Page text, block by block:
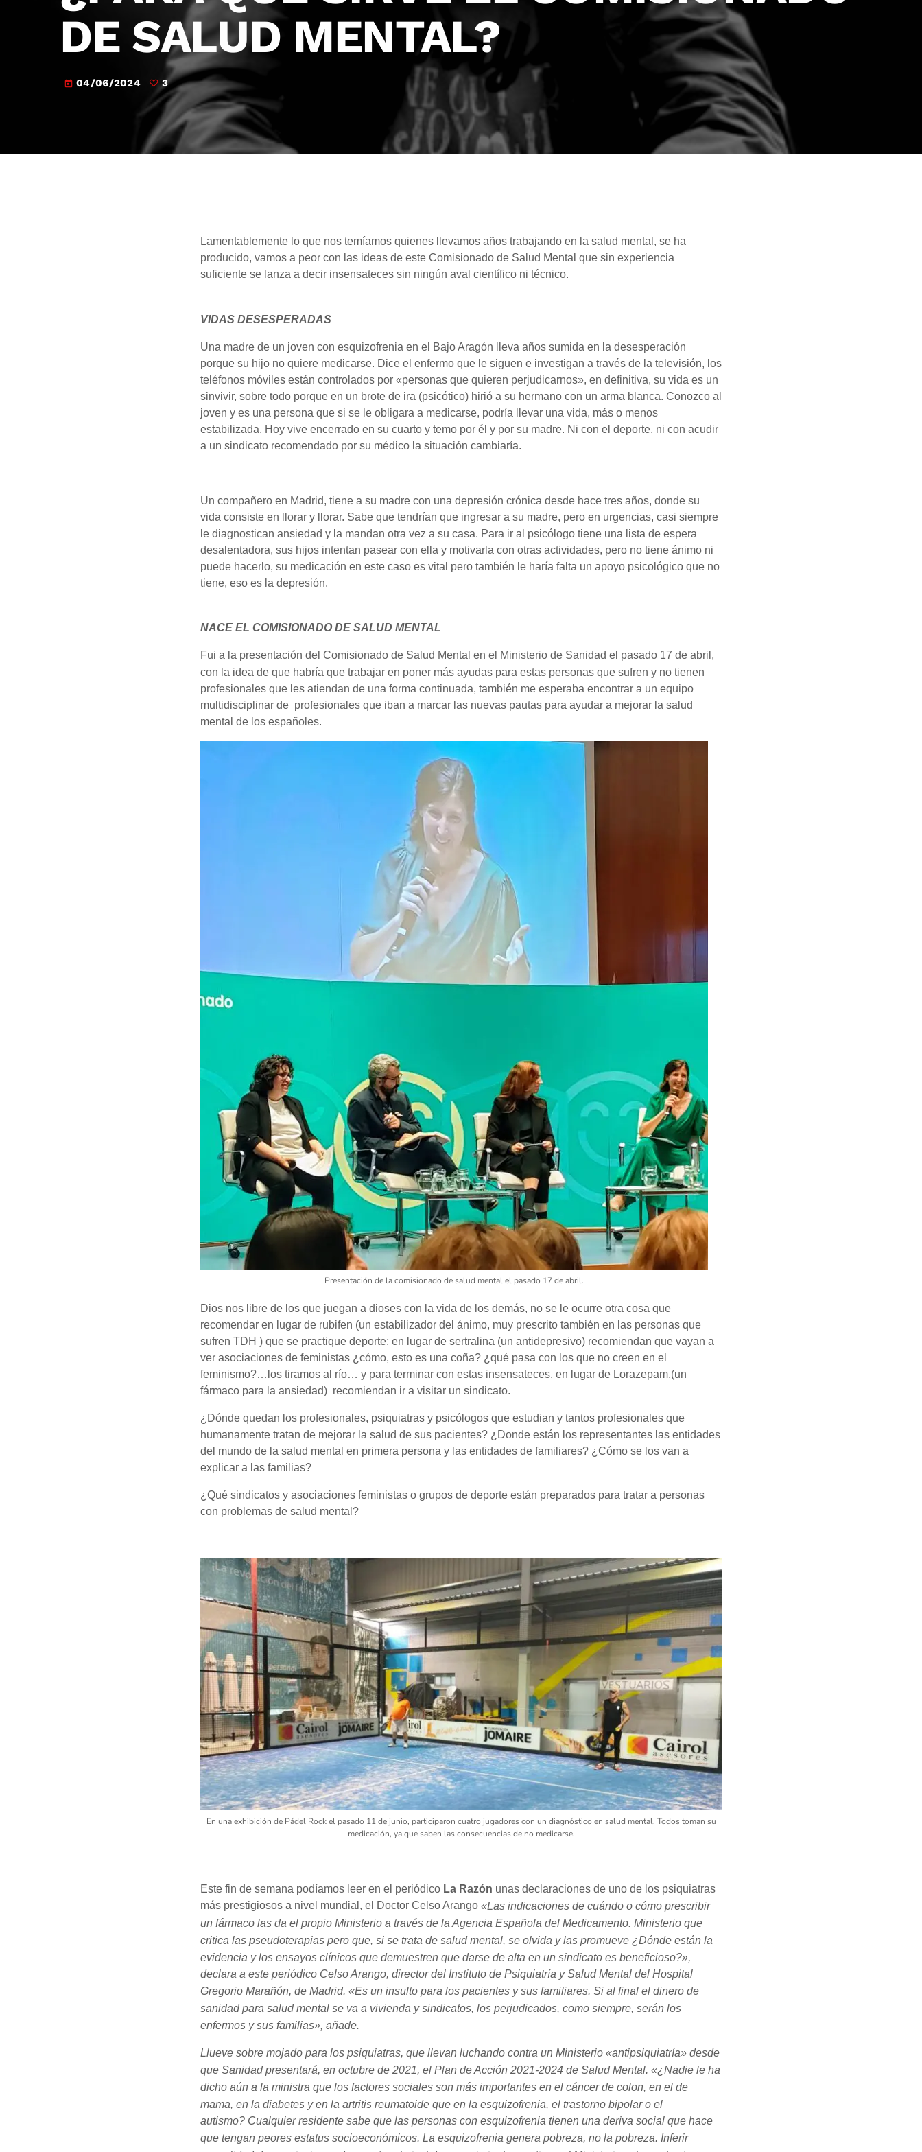
DE SALUD MENTAL?
today 04/06/2024 3
Lamentablemente lo que nos temíamos quienes llevamos años trabajando en la salud mental, se ha
producido, vamos a peor con las ideas de este Comisionado de Salud Mental que sin experiencia
suficiente se lanza a decir insensateces sin ningún aval científico ni técnico.
VIDAS DESESPERADAS
Una madre de un joven con esquizofrenia en el Bajo Aragón lleva años sumida en la desesperación
porque su hijo no quiere medicarse. Dice el enfermo que le siguen e investigan a través de la televisión, los
teléfonos móviles están controlados por «personas que quieren perjudicarnos», en definitiva, su vida es un
sinvivir, sobre todo porque en un brote de ira (psicótico) hirió a su hermano con un arma blanca. Conozco al
joven y es una persona que si se le obligara a medicarse, podría llevar una vida, más o menos
estabilizada. Hoy vive encerrado en su cuarto y temo por él y por su madre. Ni con el deporte, ni con acudir
a un sindicato recomendado por su médico la situación cambiaría.
Un compañero en Madrid, tiene a su madre con una depresión crónica desde hace tres años, donde su
vida consiste en llorar y llorar. Sabe que tendrían que ingresar a su madre, pero en urgencias, casi siempre
le diagnostican ansiedad y la mandan otra vez a su casa. Para ir al psicólogo tiene una lista de espera
desalentadora, sus hijos intentan pasear con ella y motivarla con otras actividades, pero no tiene ánimo ni
puede hacerlo, su medicación en este caso es vital pero también le haría falta un apoyo psicológico que no
tiene, eso es la depresión.
NACE EL COMISIONADO DE SALUD MENTAL
Fui a la presentación del Comisionado de Salud Mental en el Ministerio de Sanidad el pasado 17 de abril,
con la idea de que habría que trabajar en poner más ayudas para estas personas que sufren y no tienen
profesionales que les atiendan de una forma continuada, también me esperaba encontrar a un equipo
multidisciplinar de profesionales que iban a marcar las nuevas pautas para ayudar a mejorar la salud
mental de los españoles.
Presentación de la comisionado de salud mental el pasado 17 de abril.
Dios nos libre de los que juegan a dioses con la vida de los demás, no se le ocurre otra cosa que
recomendar en lugar de rubifen (un estabilizador del ánimo, muy prescrito también en las personas que
sufren TDH ) que se practique deporte; en lugar de sertralina (un antidepresivo) recomiendan que vayan a
ver asociaciones de feministas ¿cómo, esto es una coña? ¿qué pasa con los que no creen en el
feminismo?…los tiramos al río… y para terminar con estas insensateces, en lugar de Lorazepam,(un
fármaco para la ansiedad) recomiendan ir a visitar un sindicato.
¿Dónde quedan los profesionales, psiquiatras y psicólogos que estudian y tantos profesionales que
humanamente tratan de mejorar la salud de sus pacientes? ¿Donde están los representantes las entidades
del mundo de la salud mental en primera persona y las entidades de familiares? ¿Cómo se los van a
explicar a las familias?
¿Qué sindicatos y asociaciones feministas o grupos de deporte están preparados para tratar a personas
con problemas de salud mental?
En una exhibición de Pádel Rock el pasado 11 de junio, participaron cuatro jugadores con un diagnóstico en salud mental. Todos toman su
medicación, ya que saben las consecuencias de no medicarse.
Este fin de semana podíamos leer en el periódico La Razón unas declaraciones de uno de los psiquiatras
más prestigiosos a nivel mundial, el Doctor Celso Arango «Las indicaciones de cuándo o cómo prescribir
un fármaco las da el propio Ministerio a través de la Agencia Española del Medicamento. Ministerio que
critica las pseudoterapias pero que, si se trata de salud mental, se olvida y las promueve ¿Dónde están la
evidencia y los ensayos clínicos que demuestren que darse de alta en un sindicato es beneficioso?»,
declara a este periódico Celso Arango, director del Instituto de Psiquiatría y Salud Mental del Hospital
Gregorio Marañón, de Madrid. «Es un insulto para los pacientes y sus familiares. Si al final el dinero de
sanidad para salud mental se va a vivienda y sindicatos, los perjudicados, como siempre, serán los
enfermos y sus familias», añade.
Llueve sobre mojado para los psiquiatras, que llevan luchando contra un Ministerio «antipsiquiatría» desde
que Sanidad presentará, en octubre de 2021, el Plan de Acción 2021-2024 de Salud Mental. «¿Nadie le ha
dicho aún a la ministra que los factores sociales son más importantes en el cáncer de colon, en el de
mama, en la diabetes y en la artritis reumatoide que en la esquizofrenia, el trastorno bipolar o el
autismo? Cualquier residente sabe que las personas con esquizofrenia tienen una deriva social que hace
que tengan peores estatus socioeconómicos. La esquizofrenia genera pobreza, no la pobreza. Inferir